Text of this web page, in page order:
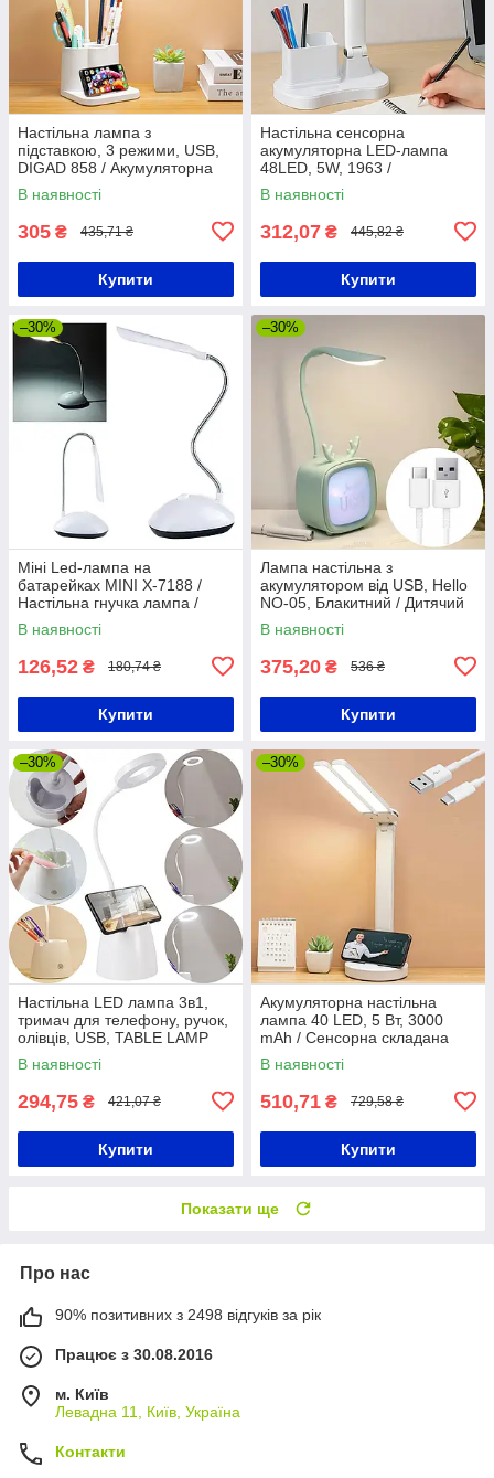
Настільна лампа з
підставкою, 3 режими, USB,
DIGAD 858 / Акумуляторна
лампа на стіл / Світильник
настільний
В наявності
305 ₴ 435,71 ₴
Купити
Настільна сенсорна
акумуляторна LED-лампа
48LED, 5W, 1963 /
Світлодіодна лампа на
акумуляторі для навчання
В наявності
312,07 ₴ 445,82 ₴
Купити
–30%
Міні Led-лампа на
батарейках MINI X-7188 /
Настільна гнучка лампа /
Світлодіодний міні-світильник
В наявності
126,52 ₴ 180,74 ₴
Купити
–30%
Лампа настільна з
акумулятором від USB, Hello
NO-05, Блакитний / Дитячий
настільний світильник-нічник
В наявності
375,20 ₴ 536 ₴
Купити
–30%
Настільна LED лампа 3в1,
тримач для телефону, ручок,
олівців, USB, TABLE LAMP
TD-02/ Портативна лампа
В наявності
294,75 ₴ 421,07 ₴
Купити
–30%
Акумуляторна настільна
лампа 40 LED, 5 Вт, 3000
mAh / Сенсорна складана
лампа з двома головками
В наявності
510,71 ₴ 729,58 ₴
Купити
Показати ще
Про нас
90% позитивних з 2498 відгуків за рік
Працює з 30.08.2016
м. Київ
Левадна 11, Київ, Україна
Контакти